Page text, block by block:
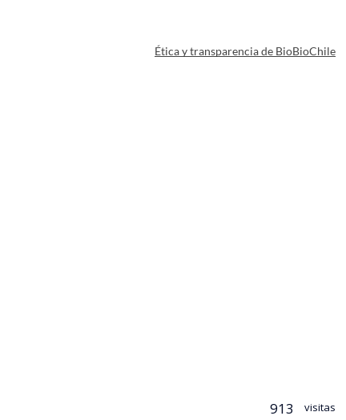
Ética y transparencia de BioBioChile
913 visitas